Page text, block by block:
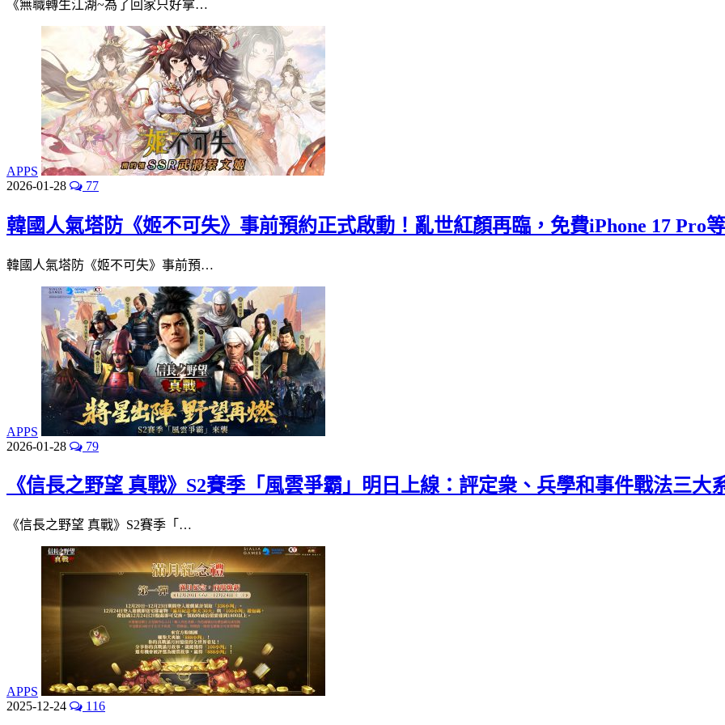
《無職轉生江湖~為了回家只好拿…
APPS
2026-01-28
77
韓國人氣塔防《姬不可失》事前預約正式啟動！亂世紅顏再臨，免費iPhone 17 Pro
韓國人氣塔防《姬不可失》事前預…
APPS
2026-01-28
79
《信長之野望 真戰》S2賽季「風雲爭霸」明日上線：評定衆、兵學和事件戰法三大
《信長之野望 真戰》S2賽季「…
APPS
2025-12-24
116